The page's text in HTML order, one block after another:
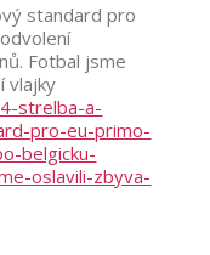
standard pro
Fotbal jsme
vlajky
strelba-a-
pro-eu-primo-
belgicku-
oslavili-zbyva-